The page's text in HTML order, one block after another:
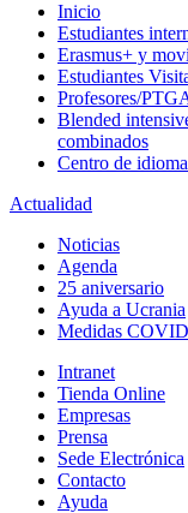
Inicio
Estudiantes
Erasmus+ y
Estudiantes
Profesores/
Blended
combinados
Centro de
Actualidad
Noticias
Agenda
25 aniversario
Ayuda a Ucrania
Medidas
Intranet
Tienda Online
Empresas
Prensa
Sede Electrónica
Contacto
Ayuda